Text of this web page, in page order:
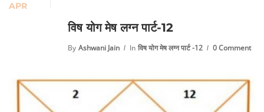
APR
विष योग मेष लग्न पार्ट-12
By Ashwani Jain In विष योग मेष लग्न पार्ट -12 0 Comment